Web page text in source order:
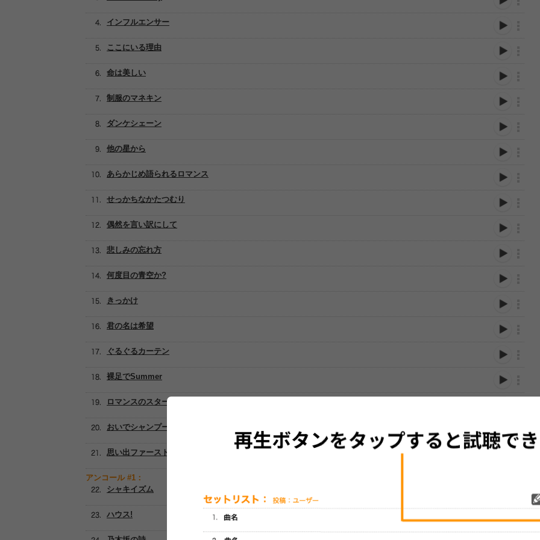
命は美しい
制服のマネキン
ここにいる理由
インフルエンサー
ダンケシェーン
他の星から
あらかじめ語られるロマンス
せっかちなかたつむり
偶然を言い訳にして
悲しみの忘れ方
何度目の青空か?
きっかけ
君の名は希望
ぐるぐるカーテン
裸足でSummer
ロマンスのスタート
おいでシャンプー
思い出ファースト
アンコール #1：
シャキイズム
ハウス!